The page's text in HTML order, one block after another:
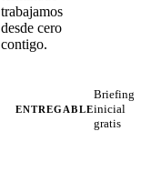
trabajamos
desde cero
contigo.
ENTREGABLE
Briefing
inicial
gratis